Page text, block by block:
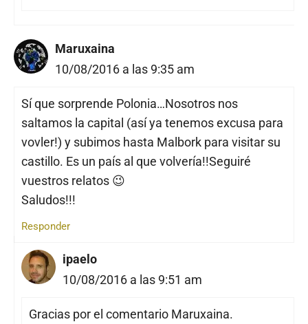
Maruxaina
10/08/2016 a las 9:35 am
Sí que sorprende Polonia…Nosotros nos
saltamos la capital (así ya tenemos excusa para
vovler!) y subimos hasta Malbork para visitar su
castillo. Es un país al que volvería!!Seguiré
vuestros relatos 😉
Saludos!!!
Responder
ipaelo
10/08/2016 a las 9:51 am
Gracias por el comentario Maruxaina.